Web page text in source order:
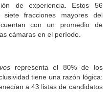
de experiencia. Estos 56
fracciones mayores del
con un promedio de
cámaras en el período.
representa el 80% de los
tiene una razón lógica:
a 43 listas de candidatos